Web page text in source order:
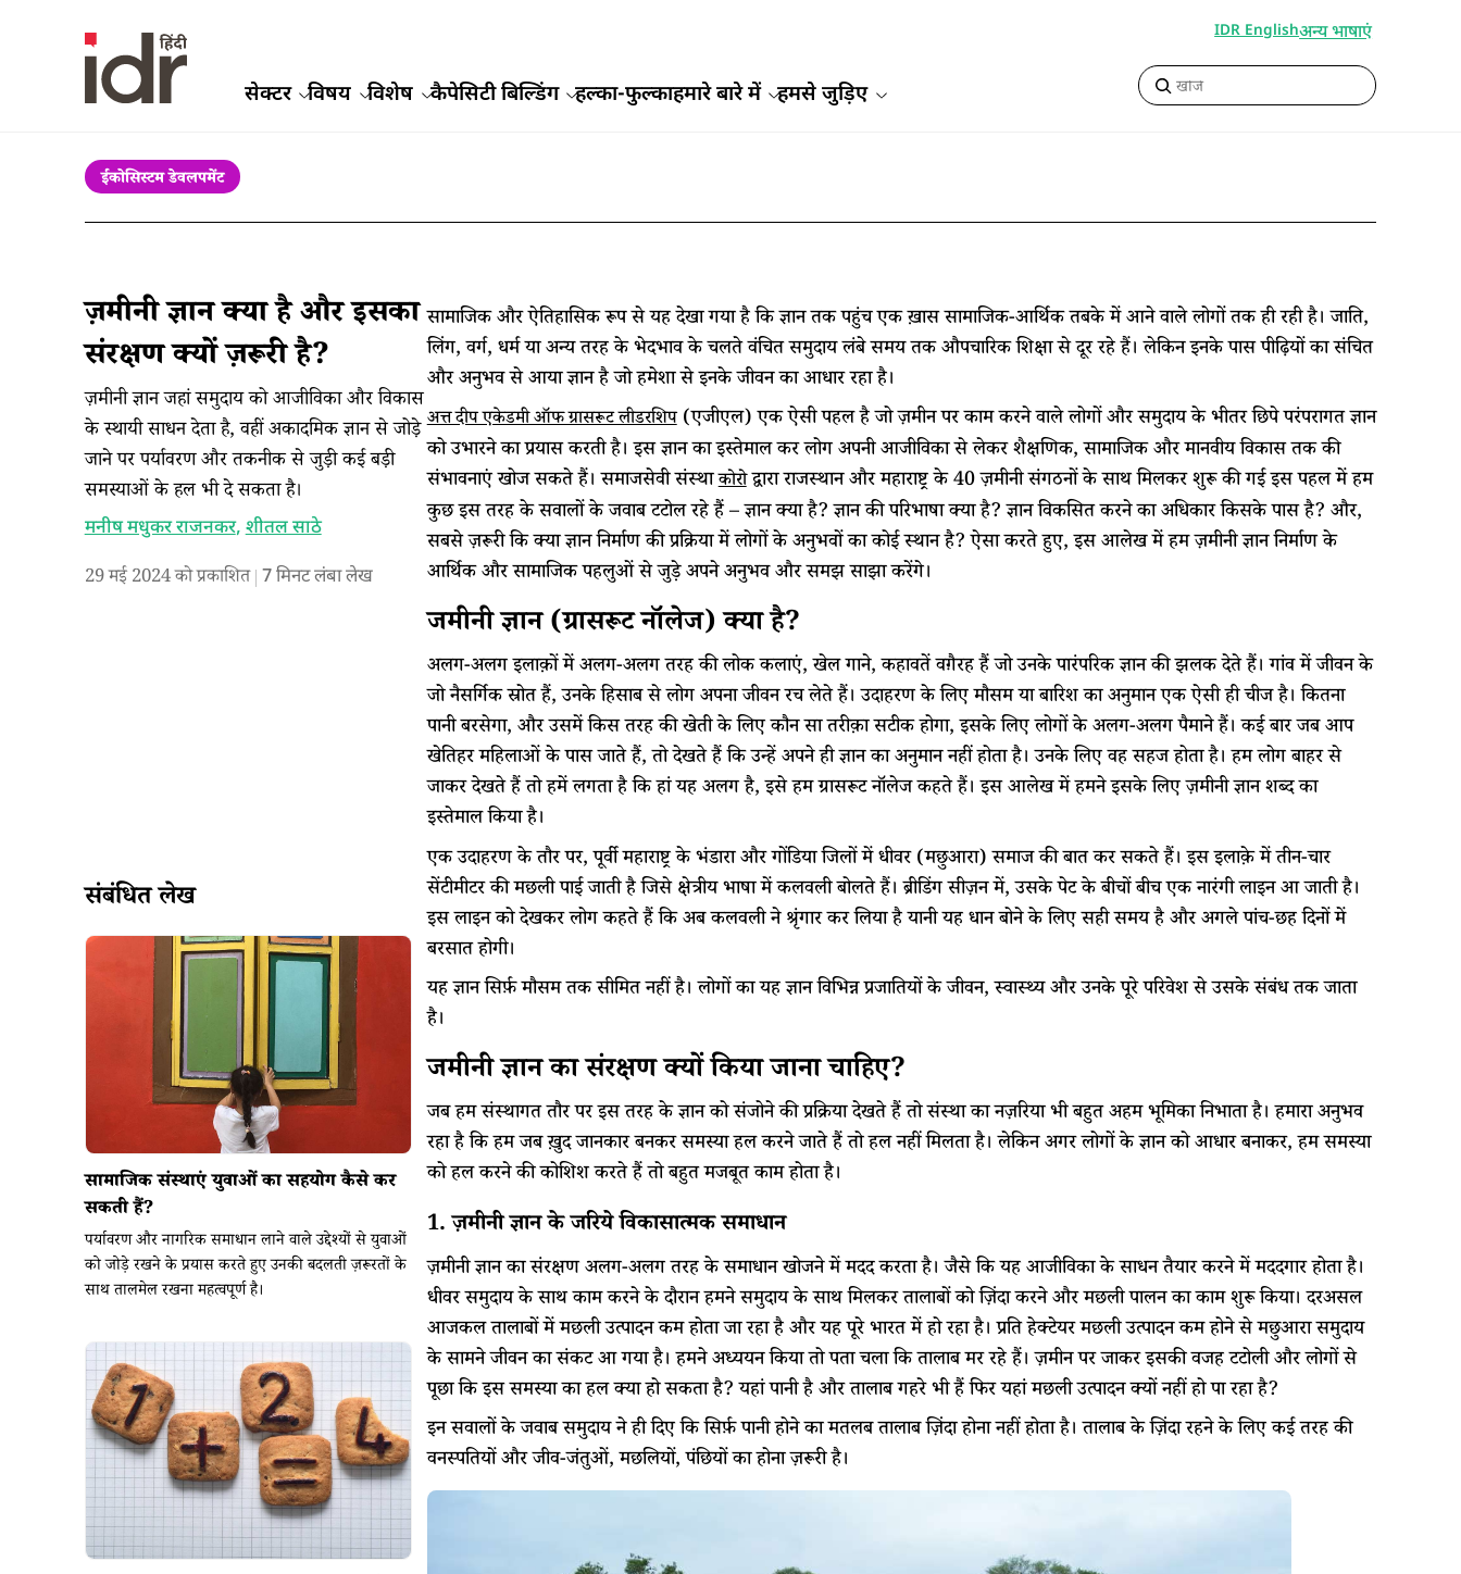
सेक्टर विषय विशेष कैपेसिटी बिल्डिंग हल्का-फुल्काहमारे बारे में हमसे जुड़िए
IDR Englishअन्य भाषाएं
ईकोसिस्टम डेवलपमेंट
ज़मीनी ज्ञान क्या है और इसका
संरक्षण क्यों ज़रूरी है?
ज़मीनी ज्ञान जहां समुदाय को आजीविका और विकास
के स्थायी साधन देता है, वहीं अकादमिक ज्ञान से जोड़े
जाने पर पर्यावरण और तकनीक से जुड़ी कई बड़ी
समस्याओं के हल भी दे सकता है।
मनीष मधुकर राजनकर,शीतल साठे
29 मई 2024 को प्रकाशित 7मिनट लंबा लेख
संबंधित लेख
सामाजिक संस्थाएं युवाओं का सहयोग कैसे कर
सकती हैं?
पर्यावरण और नागरिक समाधान लाने वाले उद्देश्यों से युवाओं
को जोड़े रखने के प्रयास करते हुए उनकी बदलती ज़रूरतों के
साथ तालमेल रखना महत्वपूर्ण है।
सामाजिक और ऐतिहासिक रूप से यह देखा गया है कि ज्ञान तक पहुंच एक ख़ास सामाजिक-आर्थिक तबके में आने वाले लोगों तक ही रही है। जाति,
लिंग, वर्ग, धर्म या अन्य तरह के भेदभाव के चलते वंचित समुदाय लंबे समय तक औपचारिक शिक्षा से दूर रहे हैं। लेकिन इनके पास पीढ़ियों का संचित
और अनुभव से आया ज्ञान है जो हमेशा से इनके जीवन का आधार रहा है।
अत्त दीप एकेडमी ऑफ ग्रासरूट लीडरशिप(एजीएल) एक ऐसी पहल है जो ज़मीन पर काम करने वाले लोगों और समुदाय के भीतर छिपे परंपरागत ज्ञान
को उभारने का प्रयास करती है। इस ज्ञान का इस्तेमाल कर लोग अपनी आजीविका से लेकर शैक्षणिक, सामाजिक और मानवीय विकास तक की
संभावनाएं खोज सकते हैं। समाजसेवी संस्थाकोरोद्वारा राजस्थान और महाराष्ट्र के 40 ज़मीनी संगठनों के साथ मिलकर शुरू की गई इस पहल में हम
कुछ इस तरह के सवालों के जवाब टटोल रहे हैं – ज्ञान क्या है? ज्ञान की परिभाषा क्या है? ज्ञान विकसित करने का अधिकार किसके पास है? और,
सबसे ज़रूरी कि क्या ज्ञान निर्माण की प्रक्रिया में लोगों के अनुभवों का कोई स्थान है? ऐसा करते हुए, इस आलेख में हम ज़मीनी ज्ञान निर्माण के
आर्थिक और सामाजिक पहलुओं से जुड़े अपने अनुभव और समझ साझा करेंगे।
जमीनीज्ञान(ग्रासरूटनॉलेज)क्याहै?
अलग-अलग इलाक़ों में अलग-अलग तरह की लोक कलाएं, खेल गाने, कहावतें वग़ैरह हैं जो उनके पारंपरिक ज्ञान की झलक देते हैं। गांव में जीवन के
जो नैसर्गिक स्रोत हैं, उनके हिसाब से लोग अपना जीवन रच लेते हैं। उदाहरण के लिए मौसम या बारिश का अनुमान एक ऐसी ही चीज है। कितना
पानी बरसेगा, और उसमें किस तरह की खेती के लिए कौन सा तरीक़ा सटीक होगा, इसके लिए लोगों के अलग-अलग पैमाने हैं। कई बार जब आप
खेतिहर महिलाओं के पास जाते हैं, तो देखते हैं कि उन्हें अपने ही ज्ञान का अनुमान नहीं होता है। उनके लिए वह सहज होता है। हम लोग बाहर से
जाकर देखते हैं तो हमें लगता है कि हां यह अलग है, इसे हम ग्रासरूट नॉलेज कहते हैं। इस आलेख में हमने इसके लिए ज़मीनी ज्ञान शब्द का
इस्तेमाल किया है।
एक उदाहरण के तौर पर, पूर्वी महाराष्ट्र के भंडारा और गोंडिया जिलों में धीवर (मछुआरा) समाज की बात कर सकते हैं। इस इलाक़े में तीन-चार
सेंटीमीटर की मछली पाई जाती है जिसे क्षेत्रीय भाषा में कलवली बोलते हैं। ब्रीडिंग सीज़न में, उसके पेट के बीचों बीच एक नारंगी लाइन आ जाती है।
इस लाइन को देखकर लोग कहते हैं कि अब कलवली ने श्रृंगार कर लिया है यानी यह धान बोने के लिए सही समय है और अगले पांच-छह दिनों में
बरसात होगी।
यह ज्ञान सिर्फ़ मौसम तक सीमित नहीं है। लोगों का यह ज्ञान विभिन्न प्रजातियों के जीवन, स्वास्थ्य और उनके पूरे परिवेश से उसके संबंध तक जाता
है।
जमीनीज्ञानकासंरक्षणक्योंकियाजानाचाहिए?
जब हम संस्थागत तौर पर इस तरह के ज्ञान को संजोने की प्रक्रिया देखते हैं तो संस्था का नज़रिया भी बहुत अहम भूमिका निभाता है। हमारा अनुभव
रहा है कि हम जब ख़ुद जानकार बनकर समस्या हल करने जाते हैं तो हल नहीं मिलता है। लेकिन अगर लोगों के ज्ञान को आधार बनाकर, हम समस्या
को हल करने की कोशिश करते हैं तो बहुत मजबूत काम होता है।
1. ज़मीनी ज्ञान के जरिये विकासात्मक समाधान
ज़मीनी ज्ञान का संरक्षण अलग-अलग तरह के समाधान खोजने में मदद करता है। जैसे कि यह आजीविका के साधन तैयार करने में मददगार होता है।
धीवर समुदाय के साथ काम करने के दौरान हमने समुदाय के साथ मिलकर तालाबों को ज़िंदा करने और मछली पालन का काम शुरू किया। दरअसल
आजकल तालाबों में मछली उत्पादन कम होता जा रहा है और यह पूरे भारत में हो रहा है। प्रति हेक्टेयर मछली उत्पादन कम होने से मछुआरा समुदाय
के सामने जीवन का संकट आ गया है। हमने अध्ययन किया तो पता चला कि तालाब मर रहे हैं। ज़मीन पर जाकर इसकी वजह टटोली और लोगों से
पूछा कि इस समस्या का हल क्या हो सकता है? यहां पानी है और तालाब गहरे भी हैं फिर यहां मछली उत्पादन क्यों नहीं हो पा रहा है?
इन सवालों के जवाब समुदाय ने ही दिए कि सिर्फ़ पानी होने का मतलब तालाब ज़िंदा होना नहीं होता है। तालाब के ज़िंदा रहने के लिए कई तरह की
वनस्पतियों और जीव-जंतुओं, मछलियों, पंछियों का होना ज़रूरी है।